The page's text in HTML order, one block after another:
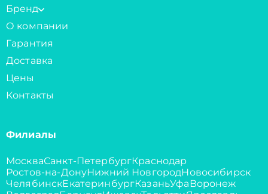
Бренд
О компании
Гарантия
Доставка
Цены
Контакты
Филиалы
МоскваСанкт-ПетербургКраснодар
Ростов-на-ДонуНижний НовгородНовосибирск
ЧелябинскЕкатеринбургКазаньУфаВоронеж